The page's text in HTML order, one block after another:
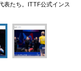
表たち。ITTF公式インス